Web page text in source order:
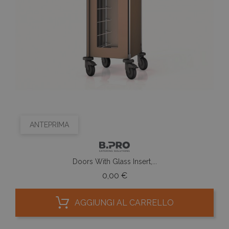
ANTEPRIMA
Doors With Glass Insert,...
0,00 €Prezzo
AGGIUNGI AL CARRELLO